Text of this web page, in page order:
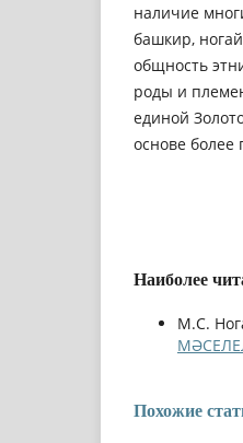
наличие
башкир,
общность
роды и
единой
основе более
Наиболее
М.С.
Похожие